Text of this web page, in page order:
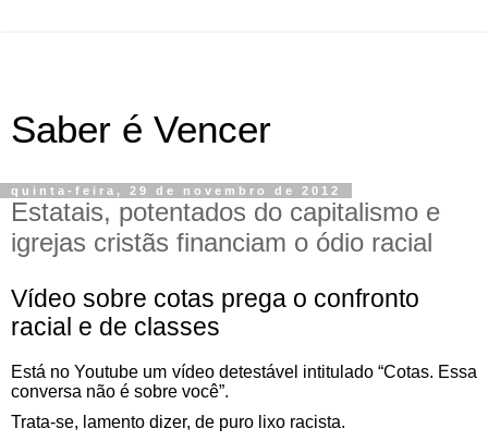
Saber é Vencer
quinta-feira, 29 de novembro de 2012
Estatais, potentados do capitalismo e
igrejas cristãs financiam o ódio racial
Vídeo sobre cotas prega o confronto
racial e de classes
Está no Youtube um vídeo detestável intitulado “Cotas. Essa
conversa não é sobre você”.
Trata-se, lamento dizer, de puro lixo racista.